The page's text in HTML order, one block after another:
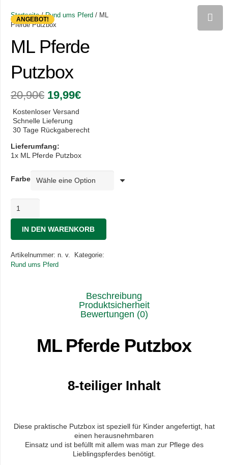
ANGEBOT!
Startseite/Rund ums Pferd / ML
Pferde Putzbox
ML Pferde
Putzbox
20,90€ Ursprünglicher
Preis
war:
20,90€
19,99€Aktueller
Kostenloser Versand
Schnelle Lieferung
30 Tage Rückgaberecht
Lieferumfang:
1x ML Pferde Putzbox
Farbe
Pferde
Putzbox
MengeIN DEN WARENKORB
Artikelnummer: n. v.
Kategorie:
Rund ums Pferd
Beschreibung
Produktsicherheit
Bewertungen (0)
ML Pferde Putzbox
8-teiliger Inhalt
Diese praktische Putzbox ist speziell für Kinder angefertigt, hat
einen herausnehmbaren
Einsatz und ist befüllt mit allem was man zur Pflege des
Lieblingspferdes benötigt.